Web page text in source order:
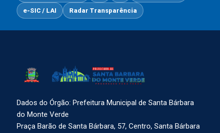
e-SIC / LAI Radar Transparência
Dados do Órgão: Prefeitura Municipal de Santa Bárbara
do Monte Verde
Praça Barão de Santa Bárbara, 57, Centro, Santa Bárbara